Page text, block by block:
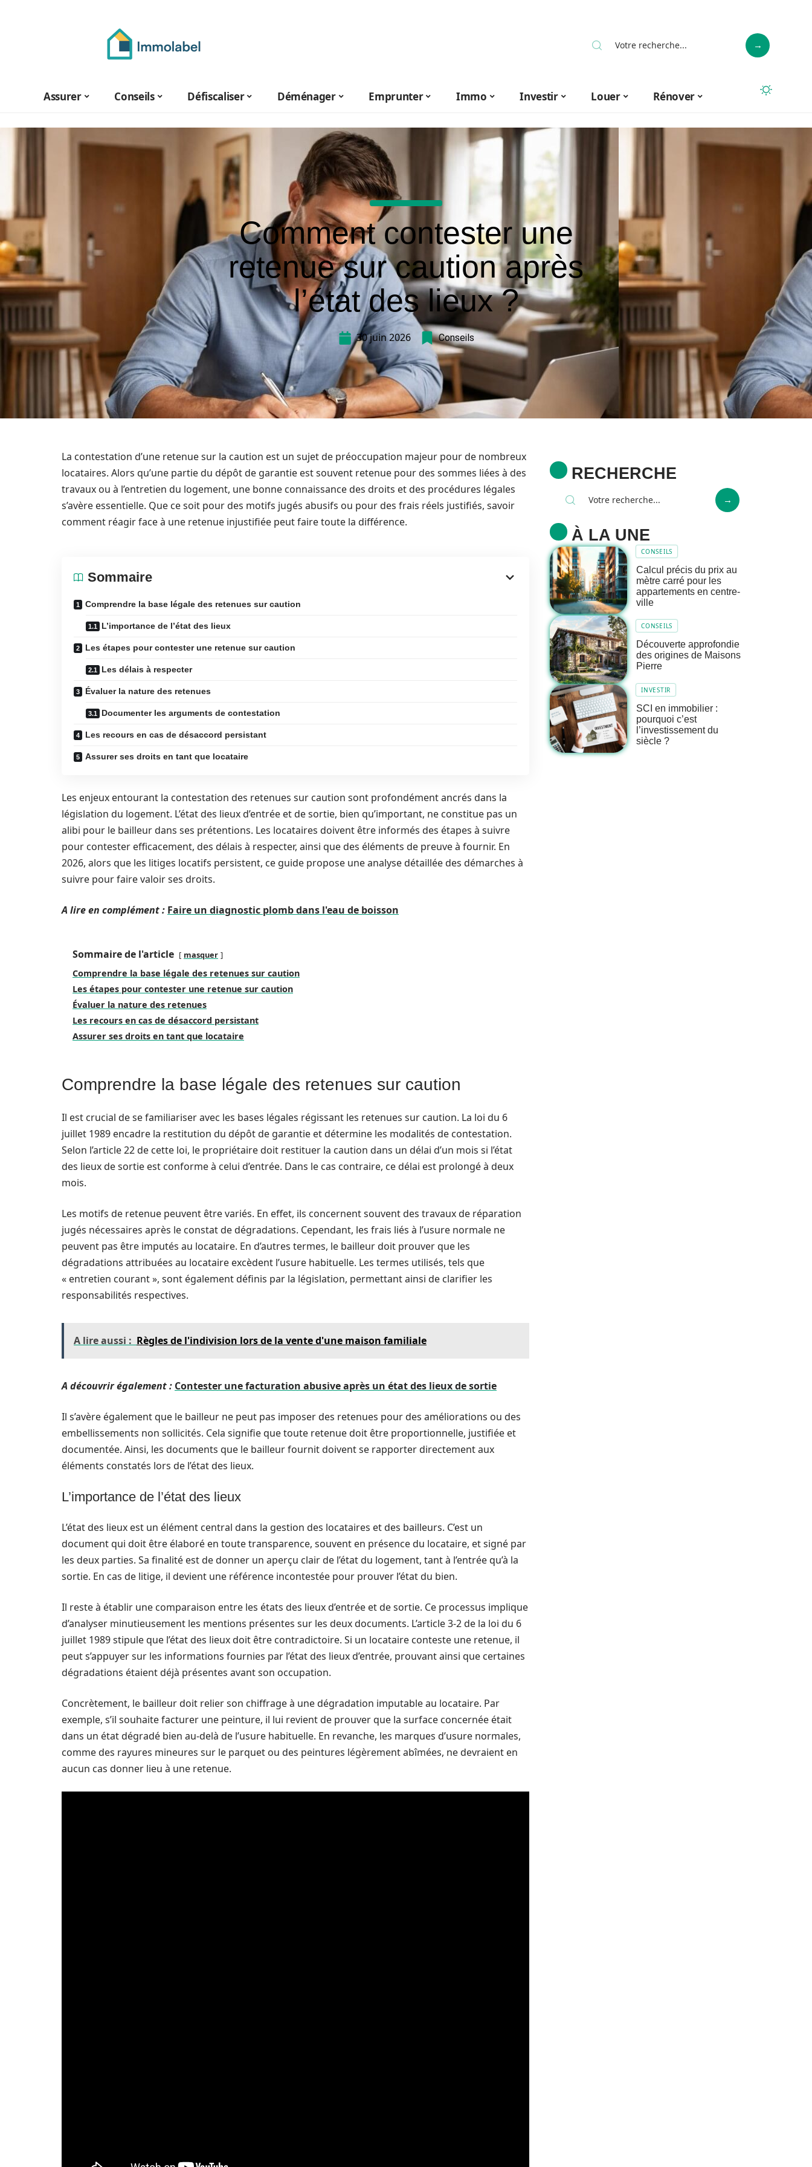
Assurer Conseils Défiscaliser Déménager Emprunter Immo Investir Louer Rénover
Comment contester une
retenue sur caution après
l’état des lieux ?
30 juin 2026 Conseils
La contestation d’une retenue sur la caution est un sujet de préoccupation majeur pour de nombreux
locataires. Alors qu’une partie du dépôt de garantie est souvent retenue pour des sommes liées à des
travaux ou à l’entretien du logement, une bonne connaissance des droits et des procédures légales
s’avère essentielle. Que ce soit pour des motifs jugés abusifs ou pour des frais réels justifiés, savoir
comment réagir face à une retenue injustifiée peut faire toute la différence.
Sommaire
Comprendre la base légale des retenues sur caution
L’importance de l’état des lieux
Les étapes pour contester une retenue sur caution
Les délais à respecter
Évaluer la nature des retenues
Documenter les arguments de contestation
Les recours en cas de désaccord persistant
Assurer ses droits en tant que locataire
Les enjeux entourant la contestation des retenues sur caution sont profondément ancrés dans la
législation du logement. L’état des lieux d’entrée et de sortie, bien qu’important, ne constitue pas un
alibi pour le bailleur dans ses prétentions. Les locataires doivent être informés des étapes à suivre
pour contester efficacement, des délais à respecter, ainsi que des éléments de preuve à fournir. En
2026, alors que les litiges locatifs persistent, ce guide propose une analyse détaillée des démarches à
suivre pour faire valoir ses droits.
A lire en complément : Faire un diagnostic plomb dans l'eau de boisson
Sommaire de l'article masquer
Comprendre la base légale des retenues sur caution
Les étapes pour contester une retenue sur caution
Évaluer la nature des retenues
Les recours en cas de désaccord persistant
Assurer ses droits en tant que locataire
Comprendre la base légale des retenues sur caution
Il est crucial de se familiariser avec les bases légales régissant les retenues sur caution. La loi du 6
juillet 1989 encadre la restitution du dépôt de garantie et détermine les modalités de contestation.
Selon l’article 22 de cette loi, le propriétaire doit restituer la caution dans un délai d’un mois si l’état
des lieux de sortie est conforme à celui d’entrée. Dans le cas contraire, ce délai est prolongé à deux
mois.
Les motifs de retenue peuvent être variés. En effet, ils concernent souvent des travaux de réparation
jugés nécessaires après le constat de dégradations. Cependant, les frais liés à l’usure normale ne
peuvent pas être imputés au locataire. En d’autres termes, le bailleur doit prouver que les
dégradations attribuées au locataire excèdent l’usure habituelle. Les termes utilisés, tels que
« entretien courant », sont également définis par la législation, permettant ainsi de clarifier les
responsabilités respectives.
A lire aussi : Règles de l'indivision lors de la vente d'une maison familiale
A découvrir également : Contester une facturation abusive après un état des lieux de sortie
Il s’avère également que le bailleur ne peut pas imposer des retenues pour des améliorations ou des
embellissements non sollicités. Cela signifie que toute retenue doit être proportionnelle, justifiée et
documentée. Ainsi, les documents que le bailleur fournit doivent se rapporter directement aux
éléments constatés lors de l’état des lieux.
L’importance de l’état des lieux
L’état des lieux est un élément central dans la gestion des locataires et des bailleurs. C’est un
document qui doit être élaboré en toute transparence, souvent en présence du locataire, et signé par
les deux parties. Sa finalité est de donner un aperçu clair de l’état du logement, tant à l’entrée qu’à la
sortie. En cas de litige, il devient une référence incontestée pour prouver l’état du bien.
Il reste à établir une comparaison entre les états des lieux d’entrée et de sortie. Ce processus implique
d’analyser minutieusement les mentions présentes sur les deux documents. L’article 3-2 de la loi du 6
juillet 1989 stipule que l’état des lieux doit être contradictoire. Si un locataire conteste une retenue, il
peut s’appuyer sur les informations fournies par l’état des lieux d’entrée, prouvant ainsi que certaines
dégradations étaient déjà présentes avant son occupation.
Concrètement, le bailleur doit relier son chiffrage à une dégradation imputable au locataire. Par
exemple, s’il souhaite facturer une peinture, il lui revient de prouver que la surface concernée était
dans un état dégradé bien au-delà de l’usure habituelle. En revanche, les marques d’usure normales,
comme des rayures mineures sur le parquet ou des peintures légèrement abîmées, ne devraient en
aucun cas donner lieu à une retenue.
RECHERCHE
À LA UNE
CONSEILS
Calcul précis du prix au
mètre carré pour les
appartements en centre-
ville
CONSEILS
Découverte approfondie
des origines de Maisons
Pierre
INVESTIR
SCI en immobilier :
pourquoi c’est
l’investissement du
siècle ?